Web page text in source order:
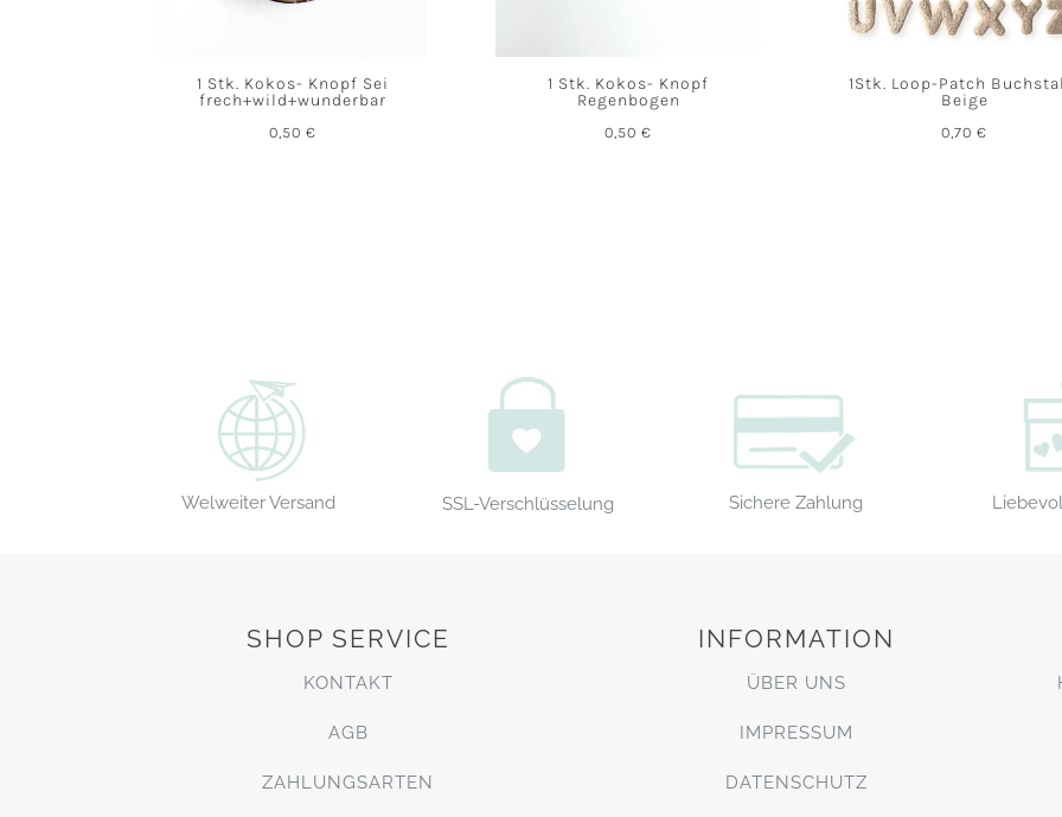
1 Stk. Kokos- Knopf Sei
frech+wild+wunderbar
0,50 €
1 Stk. Kokos- Knopf
Regenbogen
0,50€
1Stk. Loop-Patch
Beige
0,70€
Welweiter Versand SSL-Verschlüsselung Sichere Zahlung
SHOP SERVICE
KONTAKT
AGB
ZAHLUNGSARTEN
INFORMATION
ÜBER UNS
IMPRESSUM
DATENSCHUTZ